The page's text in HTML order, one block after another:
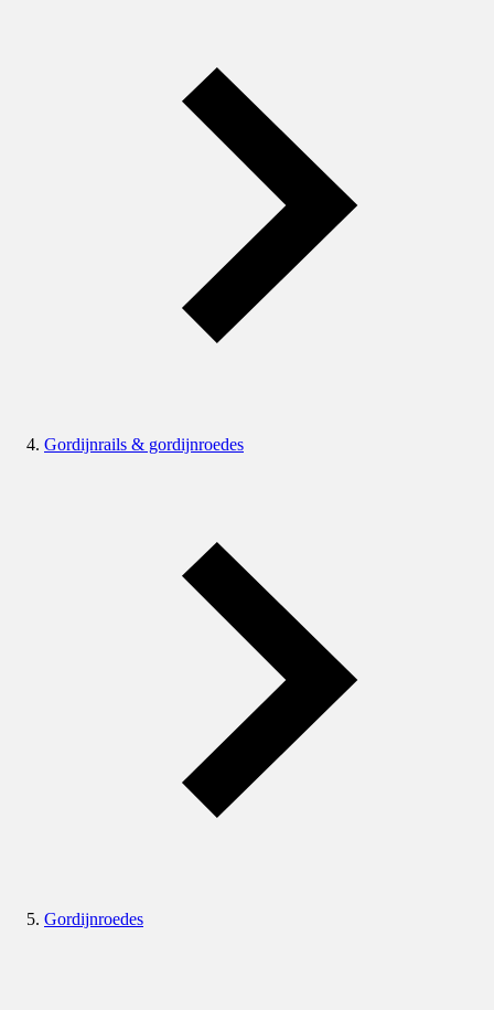
Gordijnrails & gordijnroedes
Gordijnroedes